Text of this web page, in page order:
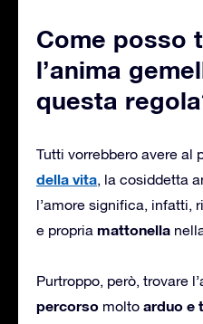
Come posso
l’anima
questa
Tutti vorrebbero avere al
della vita, la cosiddetta
l’amore significa, infatti,
e propria mattonella
Purtroppo, però, trovare
percorso molto arduo e